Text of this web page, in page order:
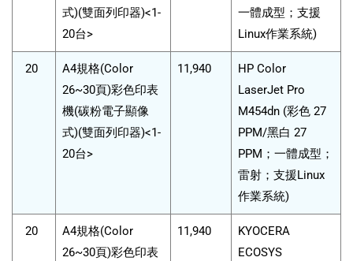
式)(雙面列印器)<1-
20台>
一體成型；支援
Linux作業系統)
20
A4規格(Color
26~30頁)彩色印表
機(碳粉電子顯像
式)(雙面列印器)<1-
20台>
11,940
HP Color
LaserJet Pro
M454dn (彩色 27
PPM/黑白 27
PPM；一體成型；
雷射；支援Linux
作業系統)
20
A4規格(Color
26~30頁)彩色印表
11,940
KYOCERA
ECOSYS